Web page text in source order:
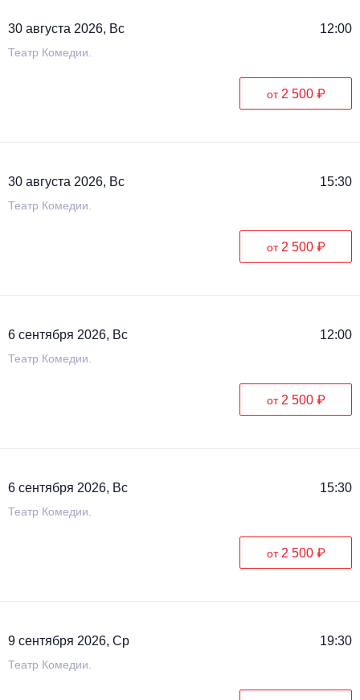
30 августа 2026, Вс 12:00
Театр Комедии.
от 2 500 ₽
30 августа 2026, Вс 15:30
Театр Комедии.
от 2 500 ₽
6 сентября 2026, Вс 12:00
Театр Комедии.
от 2 500 ₽
6 сентября 2026, Вс 15:30
Театр Комедии.
от 2 500 ₽
9 сентября 2026, Ср 19:30
Театр Комедии.